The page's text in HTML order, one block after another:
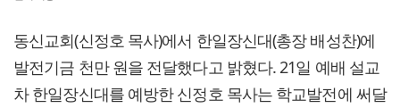
동신교회(신정호 목사)에서 한일장신대(총장 배성찬)에
발전기금 천만 원을 전달했다고 밝혔다. 21일 예배 설교
차 한일장신대를 예방한 신정호 목사는 학교발전에 써달